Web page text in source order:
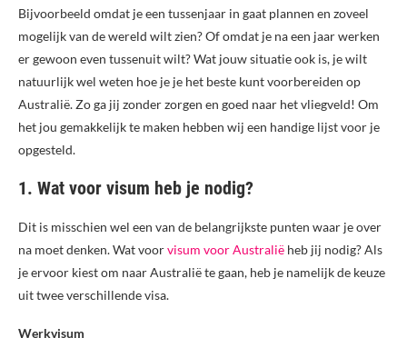
Bijvoorbeeld omdat je een tussenjaar in gaat plannen en zoveel
mogelijk van de wereld wilt zien? Of omdat je na een jaar werken
er gewoon even tussenuit wilt? Wat jouw situatie ook is, je wilt
natuurlijk wel weten hoe je je het beste kunt voorbereiden op
Australië. Zo ga jij zonder zorgen en goed naar het vliegveld! Om
het jou gemakkelijk te maken hebben wij een handige lijst voor je
opgesteld.
1. Wat voor visum heb je nodig?
Dit is misschien wel een van de belangrijkste punten waar je over
na moet denken. Wat voorvisum voor Australië heb jij nodig? Als
je ervoor kiest om naar Australië te gaan, heb je namelijk de keuze
uit twee verschillende visa.
Werkvisum